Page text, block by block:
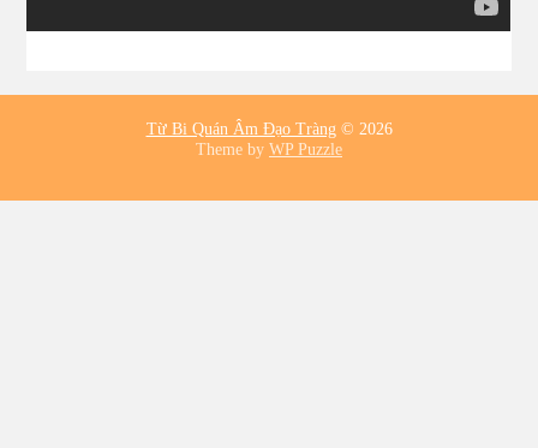
Từ Bi Quán Âm Đạo Tràng© 2026
Theme by WP Puzzle